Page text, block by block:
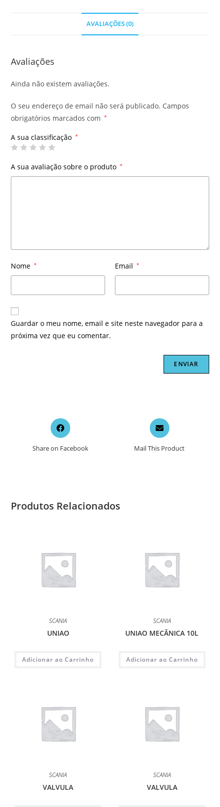
AVALIAÇÕES (0)
Avaliações
Ainda não existem avaliações.
O seu endereço de email não será publicado. Campos
obrigatórios marcados com
*
A sua classificação *
A sua avaliação sobre o produto *
Nome * Email *
Guardar o meu nome, email e site neste navegador para a
próxima vez que eu comentar.
Opens
in
new
Share on Facebook
Opens
in
a
new
Mail This Product
Produtos Relacionados
SCANIA
UNIAO
Adicionar ao Carrinho
SCANIA
UNIAO MECÂNICA 10L
Adicionar ao Carrinho
SCANIA
VALVULA
SCANIA
VALVULA